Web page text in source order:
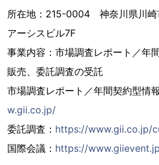
所在地：215-0004 神奈川県川
アーシスビル7F
事業内容：市場調査レポート／年
販売、委託調査の受託
市場調査レポート／年間契約型情
w.gii.co.jp/
委託調査： https://www.gii.co.jp/
国際会議： https://